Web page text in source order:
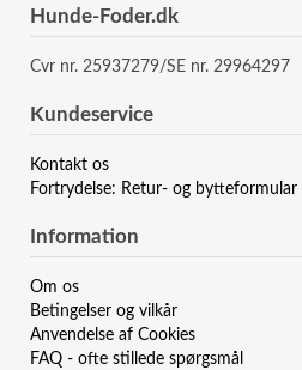
Hunde-Foder.dk
Cvr nr. 25937279/SE nr. 29964297
Kundeservice
Kontakt os
Fortrydelse: Retur- og bytteformular
Information
Om os
Betingelser og vilkår
Anvendelse af Cookies
FAQ - ofte stillede spørgsmål